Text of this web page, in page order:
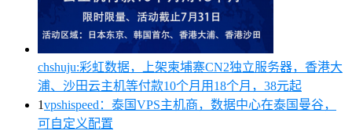
chshuju:彩虹数据，上架柬埔寨CN2独立服务器，香港大
浦、沙田云主机等付款10个月用18个月，38元起
1vpshispeed：泰国VPS主机商，数据中心在泰国曼谷，
可自定义配置